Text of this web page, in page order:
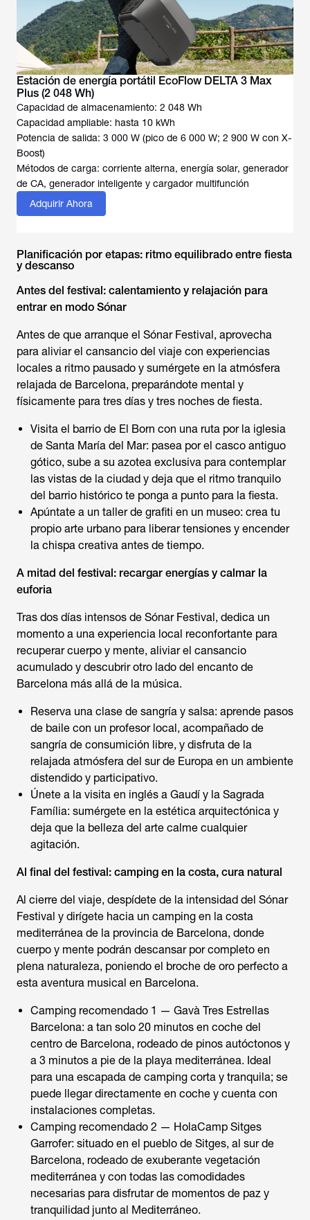
Estación de energía portátil EcoFlow DELTA 3 Max
Plus (2 048 Wh)
Capacidad de almacenamiento: 2 048 Wh
Capacidad ampliable: hasta 10 kWh
Potencia de salida: 3 000 W (pico de 6 000 W; 2 900 W con X-
Boost)
Métodos de carga: corriente alterna, energía solar, generador
de CA, generador inteligente y cargador multifunción
Adquirir Ahora
Planificación por etapas: ritmo equilibrado entre fiesta
y descanso
Antes del festival: calentamiento y relajación para
entrar en modo Sónar
Antes de que arranque el Sónar Festival, aprovecha
para aliviar el cansancio del viaje con experiencias
locales a ritmo pausado y sumérgete en la atmósfera
relajada de Barcelona, preparándote mental y
físicamente para tres días y tres noches de fiesta.
Visita el barrio de El Born con una ruta por la iglesia
de Santa María del Mar: pasea por el casco antiguo
gótico, sube a su azotea exclusiva para contemplar
las vistas de la ciudad y deja que el ritmo tranquilo
del barrio histórico te ponga a punto para la fiesta.
Apúntate a un taller de grafiti en un museo: crea tu
propio arte urbano para liberar tensiones y encender
la chispa creativa antes de tiempo.
A mitad del festival: recargar energías y calmar la
euforia
Tras dos días intensos de Sónar Festival, dedica un
momento a una experiencia local reconfortante para
recuperar cuerpo y mente, aliviar el cansancio
acumulado y descubrir otro lado del encanto de
Barcelona más allá de la música.
Reserva una clase de sangría y salsa: aprende pasos
de baile con un profesor local, acompañado de
sangría de consumición libre, y disfruta de la
relajada atmósfera del sur de Europa en un ambiente
distendido y participativo.
Únete a la visita en inglés a Gaudí y la Sagrada
Família: sumérgete en la estética arquitectónica y
deja que la belleza del arte calme cualquier
agitación.
Al final del festival: camping en la costa, cura natural
Al cierre del viaje, despídete de la intensidad del Sónar
Festival y dirígete hacia un camping en la costa
mediterránea de la provincia de Barcelona, donde
cuerpo y mente podrán descansar por completo en
plena naturaleza, poniendo el broche de oro perfecto a
esta aventura musical en Barcelona.
Camping recomendado 1 — Gavà Tres Estrellas
Barcelona: a tan solo 20 minutos en coche del
centro de Barcelona, rodeado de pinos autóctonos y
a 3 minutos a pie de la playa mediterránea. Ideal
para una escapada de camping corta y tranquila; se
puede llegar directamente en coche y cuenta con
instalaciones completas.
Camping recomendado 2 — HolaCamp Sitges
Garrofer: situado en el pueblo de Sitges, al sur de
Barcelona, rodeado de exuberante vegetación
mediterránea y con todas las comodidades
necesarias para disfrutar de momentos de paz y
tranquilidad junto al Mediterráneo.